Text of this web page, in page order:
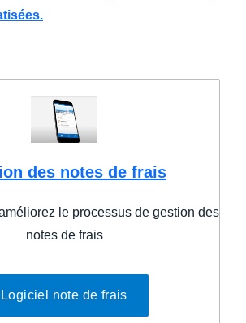
des notes de frais
le processus de gestion des
notes de frais
Logiciel note de frais